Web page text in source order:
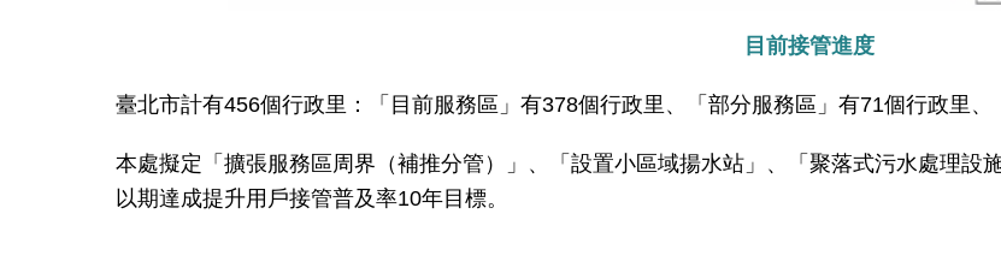
目前接管進度
臺北市計有456個行政里：「目前服務區」有378個行政里、「部分服務區」有71個行政里、
本處擬定「擴張服務區周界（補推分管）」、「設置小區域揚水站」、「聚落式污水處理設
以期達成提升用戶接管普及率10年目標。